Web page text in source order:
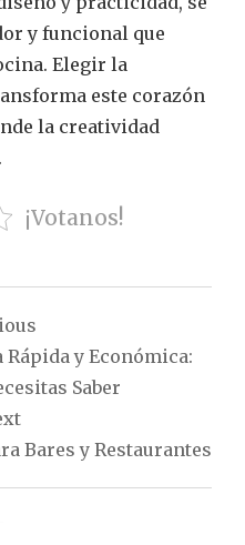
y funcional que
Elegir la
este corazón
la creatividad
¡Votanos!
y Económica:
Saber
Bares y Restaurantes